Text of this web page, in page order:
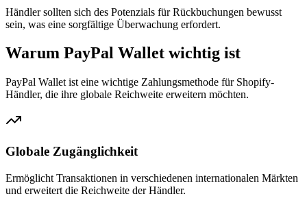
Händler sollten sich des Potenzials für Rückbuchungen bewusst
sein, was eine sorgfältige Überwachung erfordert.
Warum PayPal Wallet wichtig ist
PayPal Wallet ist eine wichtige Zahlungsmethode für Shopify-
Händler, die ihre globale Reichweite erweitern möchten.
Globale Zugänglichkeit
Ermöglicht Transaktionen in verschiedenen internationalen Märkten
und erweitert die Reichweite der Händler.